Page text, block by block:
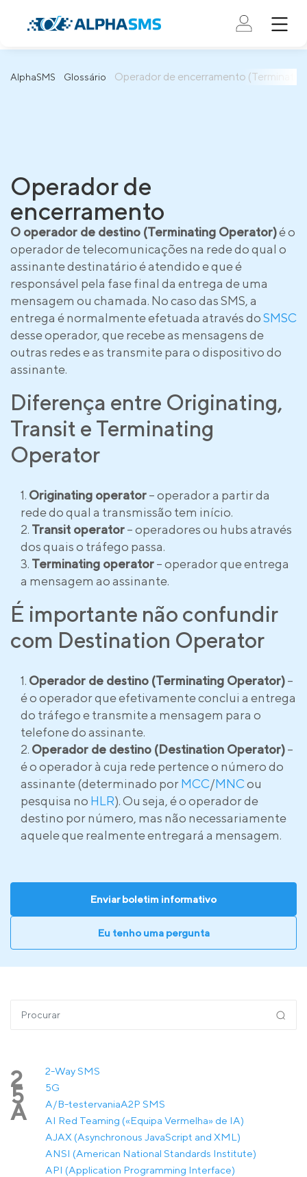
AlphaSMS Glossário Operador de encerramento
Operador de
encerramento
O operador de destino (Terminating Operator)é o
operador de telecomunicações na rede do qual o
assinante destinatário é atendido e que é
responsável pela fase final da entrega de uma
mensagem ou chamada. No caso das SMS, a
entrega é normalmente efetuada através doSMSC
desse operador, que recebe as mensagens de
outras redes e as transmite para o dispositivo do
assinante.
Diferença entre Originating,
Transit e Terminating
Operator
Originating operator– operador a partir da
rede do qual a transmissão tem início.
Transit operator– operadores ou hubs através
dos quais o tráfego passa.
Terminating operator– operador que entrega
a mensagem ao assinante.
É importante não confundir
com Destination Operator
Operador de destino (Terminating Operator)–
é o operador que efetivamente conclui a entrega
do tráfego e transmite a mensagem para o
telefone do assinante.
Operador de destino (Destination Operator)–
é o operador à cuja rede pertence o número do
assinante (determinado porMCC/MNCou
pesquisa no HLR). Ou seja, é o operador de
destino por número, mas não necessariamente
aquele que realmente entregará a mensagem.
Enviar boletim informativo
Eu tenho uma pergunta
2 2-Way SMS
5 5G
A A/B-testervaniaA2P SMS
AI Red Teaming («Equipa Vermelha» de IA)
AJAX (Asynchronous JavaScript and XML)
ANSI (American National Standards Institute)
API (Application Programming Interface)